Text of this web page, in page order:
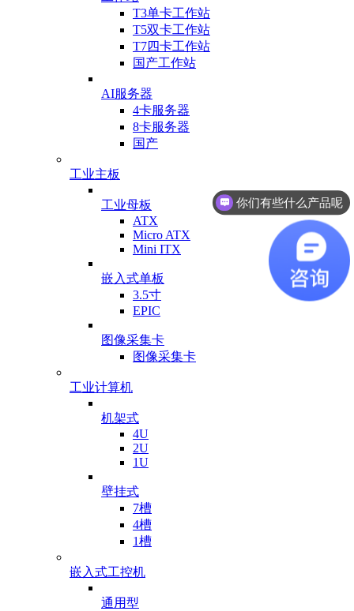
T3单卡工作站
T5双卡工作站
T7四卡工作站
国产工作站
AI服务器
4卡服务器
8卡服务器
国产
工业主板
工业母板
ATX
Micro ATX
Mini ITX
嵌入式单板
3.5寸
EPIC
图像采集卡
图像采集卡
工业计算机
机架式
4U
2U
1U
壁挂式
7槽
4槽
1槽
嵌入式工控机
通用型
有业务可以对接吗